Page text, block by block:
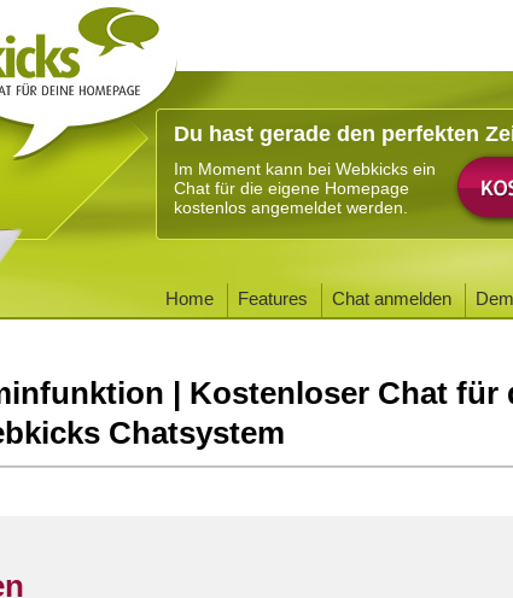
Du hast gerade den perfekten
Im Moment kann bei Webkicks ein
Chat für die eigene Homepage
kostenlos angemeldet werden.
Home Features Chat anmelden
| Kostenloser Chat für
Chatsystem